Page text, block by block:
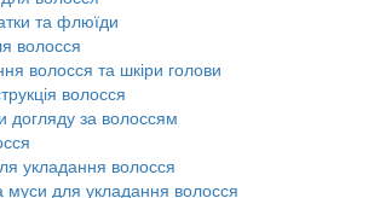
та флюїди
волосся
волосся та шкіри голови
волосся
догляду за волоссям
укладання волосся
муси для укладання волосся